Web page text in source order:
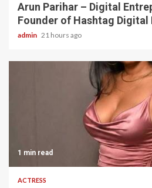
Arun Parihar – Digital
Founder of Hashtag Digital
admin 21 hours ago
1 min read
ACTRESS